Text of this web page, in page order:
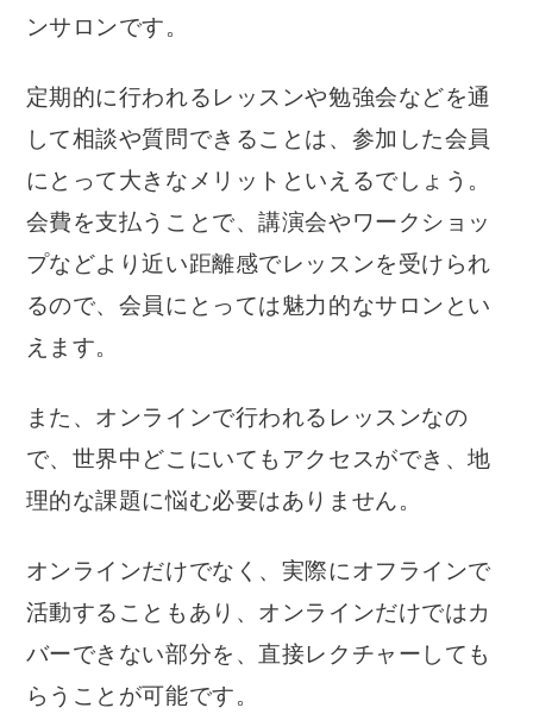
ンサロンです。
定期的に行われるレッスンや勉強会などを通
して相談や質問できることは、参加した会員
にとって大きなメリットといえるでしょう。
会費を支払うことで、講演会やワークショッ
プなどより近い距離感でレッスンを受けられ
るので、会員にとっては魅力的なサロンとい
えます。
また、オンラインで行われるレッスンなの
で、世界中どこにいてもアクセスができ、地
理的な課題に悩む必要はありません。
オンラインだけでなく、実際にオフラインで
活動することもあり、オンラインだけではカ
バーできない部分を、直接レクチャーしても
らうことが可能です。